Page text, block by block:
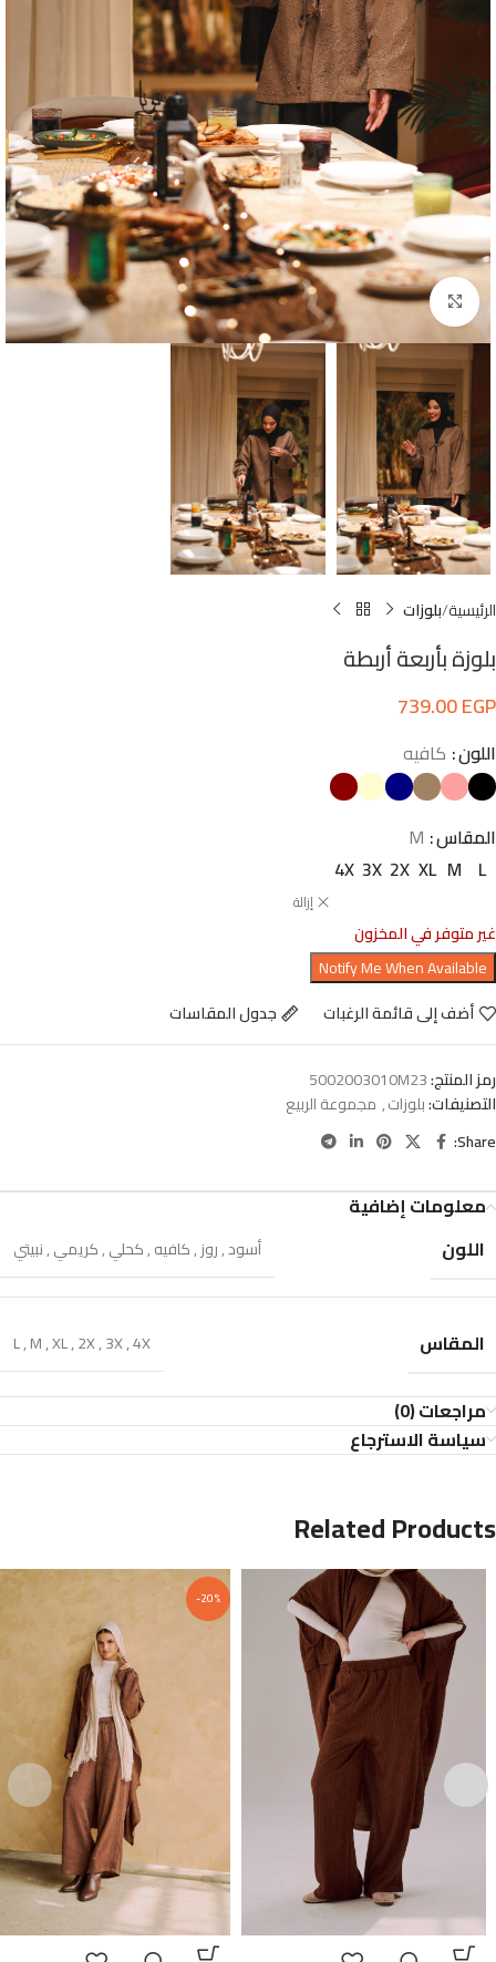
Click to enlarge
الرئيسية بلوزات
بلوزة بأربعة أربطة
739.00EGP
اللون كافيه
المقاس M
L
M
XL
2X
3X
4X
إزالة
غير متوفر في المخزون
أضف إلى قائمة الرغبات جدول المقاسات
رمز المنتج:5002003010M23
التصنيفات:بلوزات, مجموعة الربيع
Share:
معلومات إضافية
اللون
أسود,روز,كافيه,كحلي,كريمي,نبيتي
المقاس L,M,XL,2X,3X,4X
مراجعات (0)
سياسة الاسترجاع
Related Products
-20%